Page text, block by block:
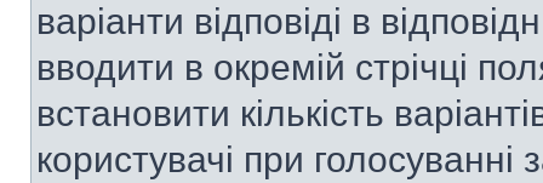
варіанти відповіді в
вводити в окремій стрічці
встановити кількість
користувачі при